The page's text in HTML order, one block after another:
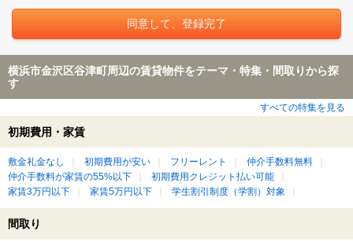
横浜市金沢区谷津町周辺の賃貸物件をテーマ・特集・間取りから探
す
すべての特集を見る
初期費用・家賃
敷金礼金なし 初期費用が安い フリーレント
仲介手数料無料
仲介手数料が家賃の55%以下
初期費用クレジット払い可能
家賃3万円以下
家賃5万円以下 学生割引制度（学割）対象
間取り